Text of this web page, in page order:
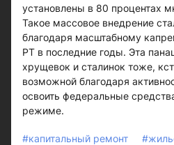
установлены в 80 процентах
Такое массовое внедрение
благодаря масштабному
РТ в последние годы. Эта
хрущевок и сталинок тоже,
возможной благодаря
освоить федеральные
режиме.
#капитальный ремонт